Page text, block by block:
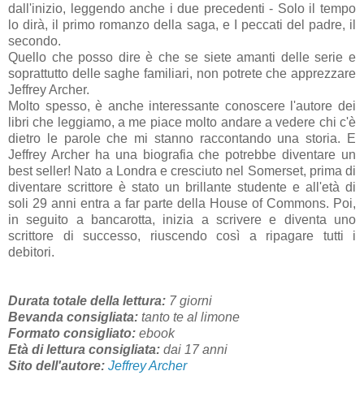
dall'inizio, leggendo anche i due precedenti - Solo il tempo
lo dirà, il primo romanzo della saga, e I peccati del padre, il
secondo.
Quello che posso dire è che se siete amanti delle serie e
soprattutto delle saghe familiari, non potrete che apprezzare
Jeffrey Archer.
Molto spesso, è anche interessante conoscere l'autore dei
libri che leggiamo, a me piace molto andare a vedere chi c'è
dietro le parole che mi stanno raccontando una storia. E
Jeffrey Archer ha una biografia che potrebbe diventare un
best seller! Nato a Londra e cresciuto nel Somerset, prima di
diventare scrittore è stato un brillante studente e all'età di
soli 29 anni entra a far parte della House of Commons. Poi,
in seguito a bancarotta, inizia a scrivere e diventa uno
scrittore di successo, riuscendo così a ripagare tutti i
debitori.
Durata totale della lettura: 7 giorni
Bevanda consigliata: tanto te al limone
Formato consigliato: ebook
Età di lettura consigliata: dai 17 anni
Sito dell'autore: Jeffrey Archer